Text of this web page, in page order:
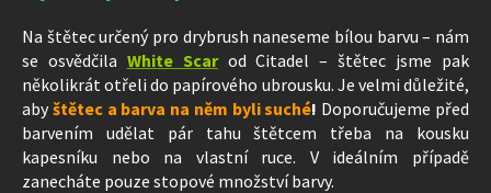
Na štětec určený pro drybrush naneseme bílou barvu – nám
se osvědčila White Scarod Citadel – štětec jsme pak
několikrát otřeli do papírového ubrousku. Je velmi důležité,
aby štětec a barva na něm byli suché! Doporučujeme před
barvením udělat pár tahu štětcem třeba na kousku
kapesníku nebo na vlastní ruce. V ideálním případě
zanecháte pouze stopové množství barvy.